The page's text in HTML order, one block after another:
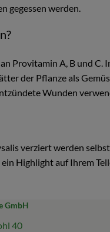
gegessen werden.
Provitamin A, B und C.
der Pflanze als
Wunden
verziert werden
Highlight auf Ihrem
GmbH
40